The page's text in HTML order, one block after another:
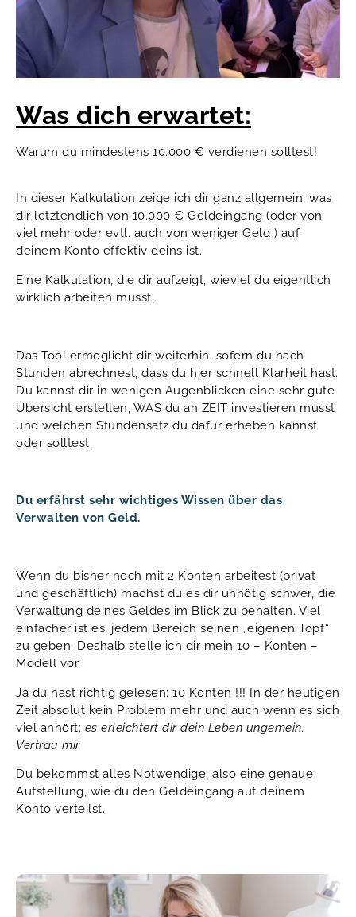
Was dich erwartet:
Warum du mindestens 10.000 € verdienen solltest!
In dieser Kalkulation zeige ich dir ganz allgemein, was
dir letztendlich von 10.000 € Geldeingang (oder von
viel mehr oder evtl. auch von weniger Geld ) auf
deinem Konto effektiv deins ist.
Eine Kalkulation, die dir aufzeigt, wieviel du eigentlich
wirklich arbeiten musst.
Das Tool ermöglicht dir weiterhin, sofern du nach
Stunden abrechnest, dass du hier schnell Klarheit hast.
Du kannst dir in wenigen Augenblicken eine sehr gute
Übersicht erstellen, WAS du an ZEIT investieren musst
und welchen Stundensatz du dafür erheben kannst
oder solltest.
Du erfährst sehr wichtiges Wissen über das
Verwalten von Geld.
Wenn du bisher noch mit 2 Konten arbeitest (privat
und geschäftlich) machst du es dir unnötig schwer, die
Verwaltung deines Geldes im Blick zu behalten. Viel
einfacher ist es, jedem Bereich seinen „eigenen Topf“
zu geben. Deshalb stelle ich dir mein 10 – Konten –
Modell vor.
Ja du hast richtig gelesen: 10 Konten !!! In der heutigen
Zeit absolut kein Problem mehr und auch wenn es sich
viel anhört; es erleichtert dir dein Leben ungemein.
Vertrau mir
Du bekommst alles Notwendige, also eine genaue
Aufstellung, wie du den Geldeingang auf deinem
Konto verteilst.